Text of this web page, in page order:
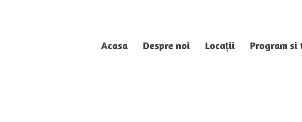
Acasa Despre noi Locații Program